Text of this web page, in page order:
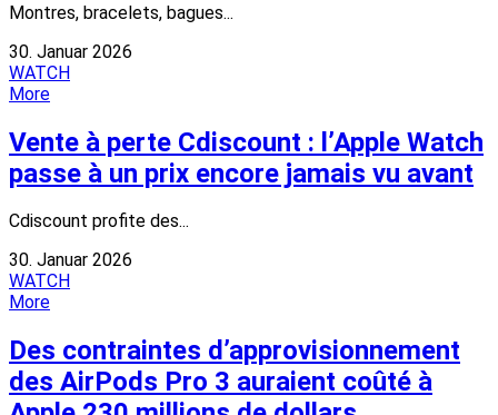
Montres, bracelets, bagues...
30. Januar 2026
WATCH
More
Vente à perte Cdiscount : l’Apple Watch
passe à un prix encore jamais vu avant
Cdiscount profite des...
30. Januar 2026
WATCH
More
Des contraintes d’approvisionnement
des AirPods Pro 3 auraient coûté à